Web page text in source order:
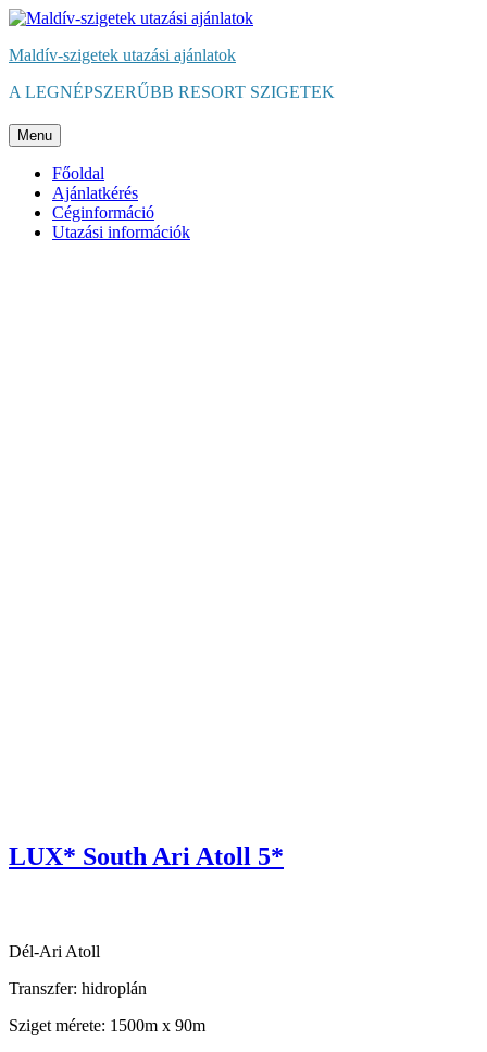
Maldív-szigetek utazási ajánlatok
A LEGNÉPSZERŰBB RESORT SZIGETEK
Menu
Főoldal
Ajánlatkérés
Céginformáció
Utazási információk
LUX* South Ari Atoll 5*
Dél-Ari Atoll
Transzfer: hidroplán
Sziget mérete: 1500m x 90m